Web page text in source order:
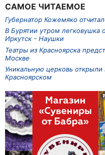
САМОЕ ЧИТАЕМОЕ
Губернатор Кожемяко
В Бурятии утром легковушка
Иркутск - Наушки
Театры из Красноярска
Москве
Уникальную церковь
Красноярском